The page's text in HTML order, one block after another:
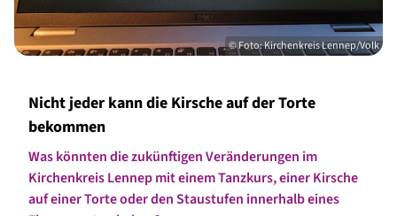
© Foto: Kirchenkreis Lennep/Volk
Nicht jeder kann die Kirsche auf der Torte
bekommen
Was könnten die zukünftigen Veränderungen im
Kirchenkreis Lennep mit einem Tanzkurs, einer Kirsche
auf einer Torte oder den Staustufen innerhalb eines